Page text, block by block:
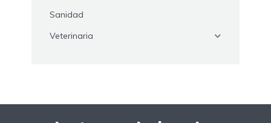
Sanidad
Veterinaria